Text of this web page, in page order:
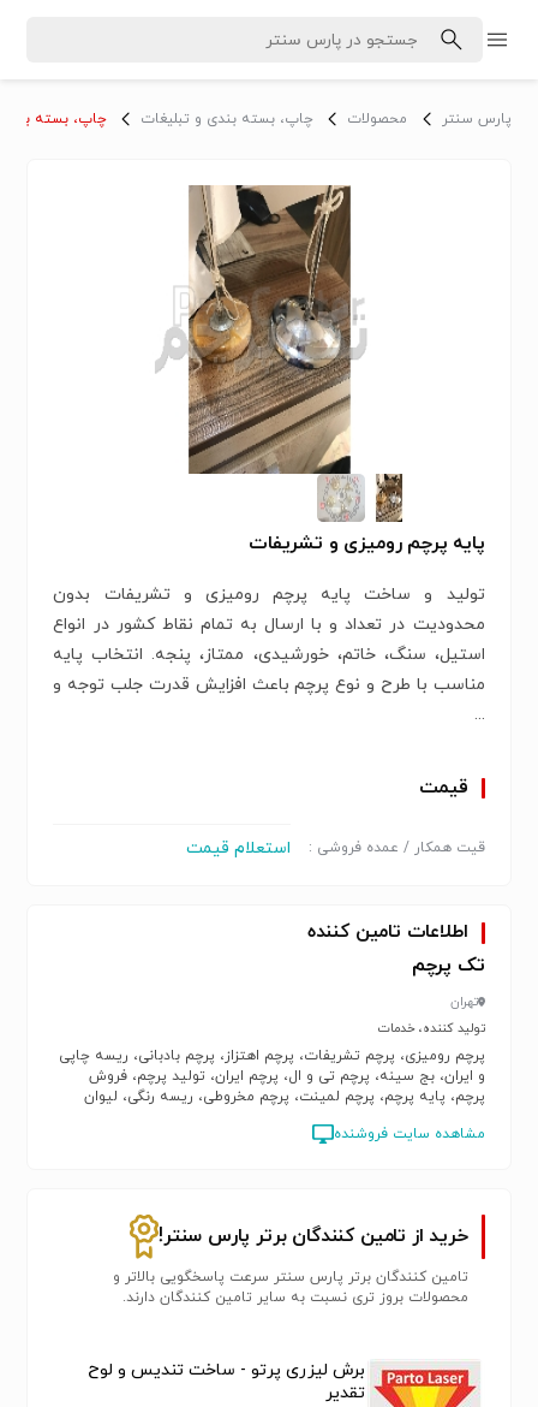
پارس سنتر محصولات چاپ، بسته بندی و تبلیغات چاپ، بسته بندی
پایه پرچم رومیزی و تشریفات
تولید و ساخت پایه پرچم رومیزی و تشریفات بدون
محدودیت در تعداد و با ارسال به تمام نقاط کشور در انواع
استیل، سنگ، خاتم، خورشیدی، ممتاز، پنجه. انتخاب پایه
مناسب با طرح و نوع پرچم باعث افزایش قدرت جلب توجه و
...
قیمت
قیت همکار / عمده فروشی : استعلام قیمت
اطلاعات تامین کننده
تک پرچم
تهران
تولید کننده، خدمات
پرچم رومیزی، پرچم تشریفات، پرچم اهتزاز، پرچم بادبانی، ریسه چاپی
و ایران، بج سینه، پرچم تی و ال، پرچم ایران، تولید پرچم، فروش
پرچم، پایه پرچم، پرچم لمینت، پرچم مخروطی، ریسه رنگی، لیوان
مشاهده سایت فروشنده
خرید از تامین کنندگان برتر پارس سنتر!
تامین کنندگان برتر پارس سنتر سرعت پاسخگویی بالاتر و
محصولات بروز تری نسبت به سایر تامین کنندگان دارند.
برش لیزری پرتو - ساخت تندیس و لوح
تقدیر